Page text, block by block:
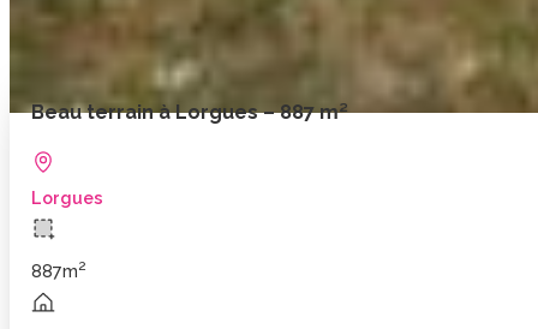
Beau terrain à Lorgues – 887 m²
Lorgues
887m2